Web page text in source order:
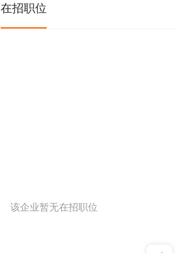
在招职位
该企业暂无在招职位